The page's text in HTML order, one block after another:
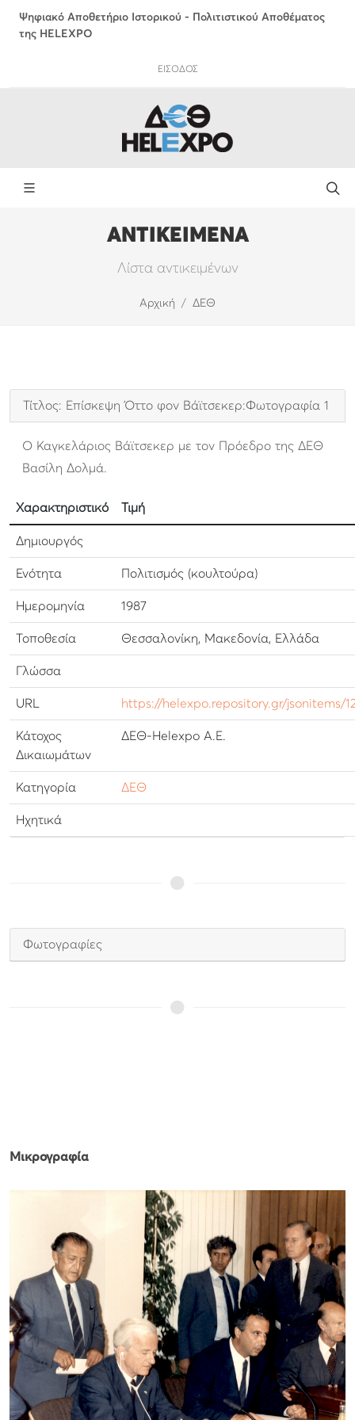
Ψηφιακό Αποθετήριο Ιστορικού - Πολιτιστικού Αποθέματος
της HELEXPO
ΕΙΣΟΔΟΣ
ΑΝΤΙΚΕΙΜΕΝΑ
Λίστα αντικειμένων
Αρχική ΔΕΘ
Τίτλος: Επίσκεψη Όττο φον Βάϊτσεκερ:Φωτογραφία 1
Ο Καγκελάριος Βάϊτσεκερ με τον Πρόεδρο της ΔΕΘ
Βασίλη Δολμά.
Χαρακτηριστικό Τιμή
Δημιουργός
Ενότητα Πολιτισμός (κουλτούρα)
Ημερομηνία 1987
Τοποθεσία Θεσσαλονίκη, Μακεδονία, Ελλάδα
Γλώσσα
URL https://helexpo.repository.gr/jsonitems/
Κάτοχος
Δικαιωμάτων
ΔΕΘ-Helexpo Α.Ε.
Κατηγορία ΔΕΘ
Ηχητικά
Φωτογραφίες
Μικρογραφία